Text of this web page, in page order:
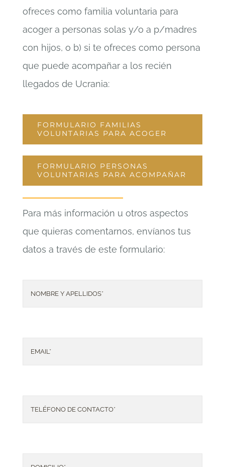
ofreces como familia voluntaria para
acoger a personas solas y/o a p/madres
con hijos, o b) si te ofreces como persona
que puede acompañar a los recién
llegados de Ucrania:
FORMULARIO FAMILIAS
VOLUNTARIAS PARA ACOGER
FORMULARIO PERSONAS
VOLUNTARIAS PARA ACOMPAÑAR
Para más información u otros aspectos
que quieras comentarnos, envíanos tus
datos a través de este formulario: